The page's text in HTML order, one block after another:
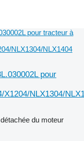
pour
X1204/NLX1304/
du moteur